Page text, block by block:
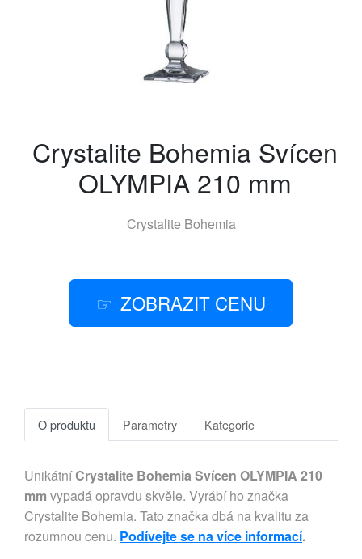
Crystalite Bohemia Svícen
OLYMPIA 210 mm
Crystalite Bohemia
ZOBRAZIT CENU
O produktu Parametry Kategorie
UnikátníCrystalite Bohemia Svícen OLYMPIA 210
mm vypadá opravdu skvěle. Vyrábí ho značka
Crystalite Bohemia. Tato značka dbá na kvalitu za
rozumnou cenu. Podívejte se na více informací.